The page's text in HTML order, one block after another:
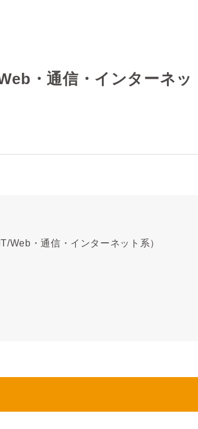
・通信・インターネッ
Web・通信・インターネット系）